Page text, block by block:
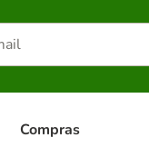
Compras